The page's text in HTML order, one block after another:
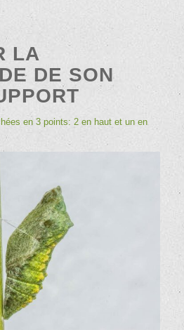
LA
DE SON
en 3 points: 2 en haut et un en